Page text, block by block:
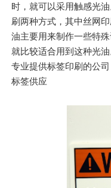
时，就可以采用触感光
刷两种方式，其中丝网
油主要用来制作一些特
就比较适合用到这种光
专业提供标签印刷的公
标签供应